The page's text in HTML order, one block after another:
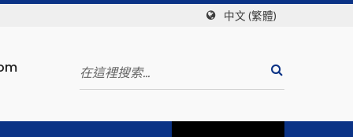
中文 (繁體)